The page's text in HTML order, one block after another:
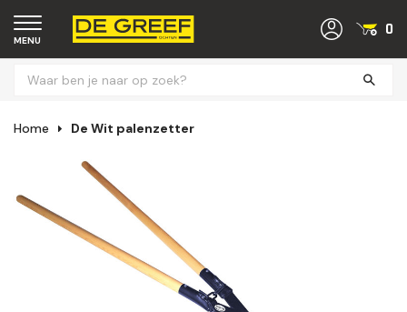
MENU
0
Home De Wit palenzetter